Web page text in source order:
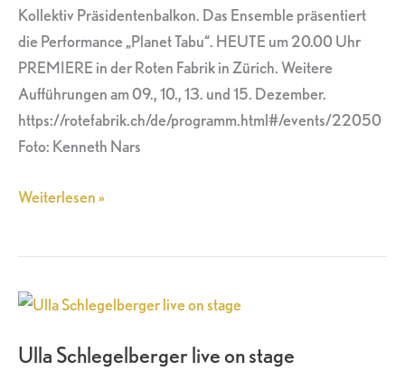
Kollektiv Präsidentenbalkon. Das Ensemble präsentiert
die Performance „Planet Tabu“. HEUTE um 20.00 Uhr
PREMIERE in der Roten Fabrik in Zürich. Weitere
Aufführungen am 09., 10., 13. und 15. Dezember.
https://rotefabrik.ch/de/programm.html#/events/22050
Foto: Kenneth Nars
Weiterlesen »
Ulla Schlegelberger live on stage
Ulla
live